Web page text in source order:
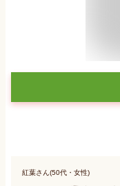
紅葉さん(50代・女性)